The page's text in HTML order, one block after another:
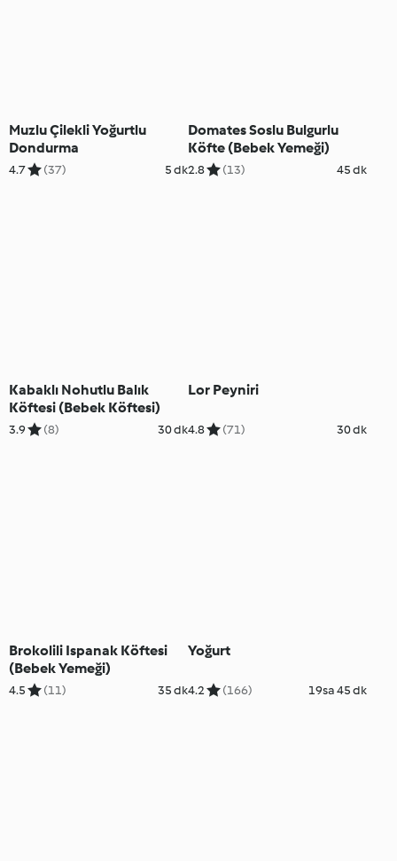
Muzlu Çilekli Yoğurtlu
Dondurma
4.7 (37) 5 dk
Domates Soslu Bulgurlu
Köfte (Bebek Yemeği)
2.8 (13) 45 dk
Kabaklı Nohutlu Balık
Köftesi (Bebek Köftesi)
3.9 (8) 30 dk
Lor Peyniri
4.8 (71) 30 dk
Brokolili Ispanak Köftesi
(Bebek Yemeği)
4.5 (11) 35 dk
Yoğurt
4.2 (166) 19sa 45 dk